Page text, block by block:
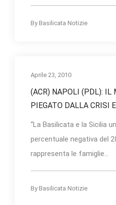
By Basilicata Notizie
Aprile 23, 2010
(ACR) NAPOLI (PDL): IL
PIEGATO DALLA CRISI
“La Basilicata e la Sicilia
percentuale negativa del
rappresenta le famiglie...
By Basilicata Notizie